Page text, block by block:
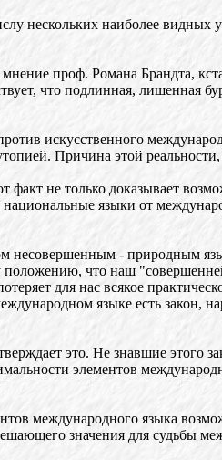
нескольких наиболее
проф. Романа Брандта,
что подлинная, лишенная
искусственного
Причина этой
не только доказывает
языки от
- природным
положению, что наш
для нас всякое
языке есть закон,
это. Не знавшие этого
элементов
международного языка
значения для судьбы